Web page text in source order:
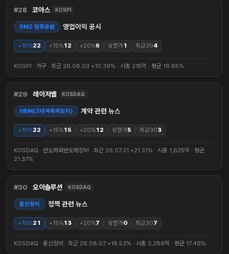
28 코아스 KOSPI
DMZ 평화공원 영업이익 공시
+10%22 +15%12 +20%6 상한가1 최근304
KOSPI · 가구 · 최근 26.08.03 +10.39% · 시총 215억 · 평균 16.85%
29 레이저쎌 KOSDAQ
HBM(고대역폭메모리) 계약 관련 뉴스
+10%22 +15%15 +20%12 상한가5 최근303
KOSDAQ · 반도체와반도체장비 · 최근 26.07.31 +21.31% · 시총 1,625억 · 평균
21.37%
30 오이솔루션 KOSDAQ
통신장비 정책 관련 뉴스
+10%21 +15%13 +20%7 상한가0 최근307
KOSDAQ · 통신장비 · 최근 26.08.07 +18.53% · 시총 3,286억 · 평균 17.49%